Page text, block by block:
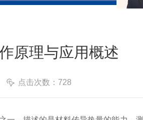
原理与应用概述
点击次数：728